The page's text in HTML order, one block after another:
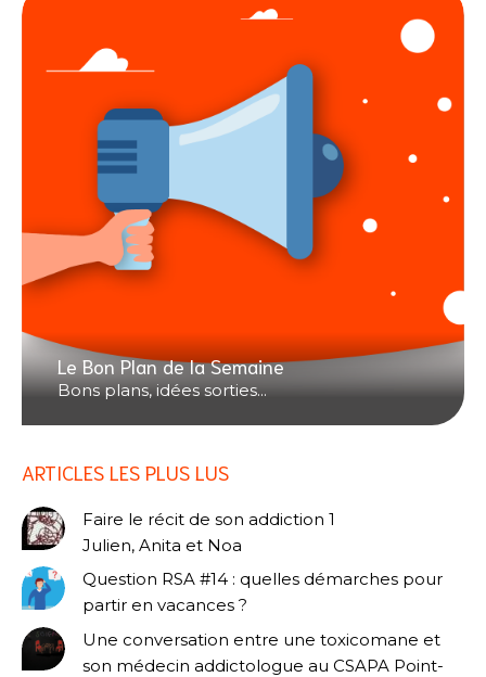
Le Bon Plan de la Semaine
Bons plans, idées sorties...
ARTICLES LES PLUS LUS
Faire le récit de son addiction 1
Julien, Anita et Noa
Question RSA #14 : quelles démarches pour
partir en vacances ?
Une conversation entre une toxicomane et
son médecin addictologue au CSAPA Point-